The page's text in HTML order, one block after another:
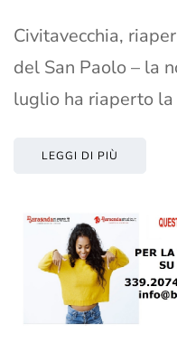
Civitavecchia,
del San Paolo – la
luglio ha riaperto
LEGGI DI PIÙ